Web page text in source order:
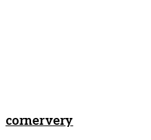
cornervery